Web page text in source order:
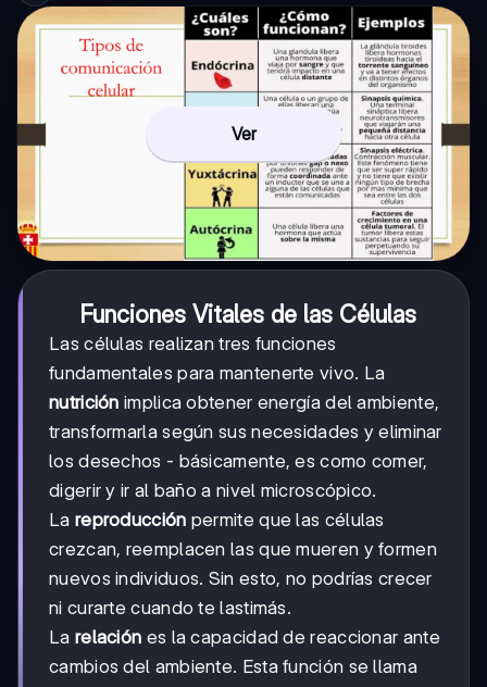
Ver
Funciones Vitales de las Células
Las células realizan tres funciones
fundamentales para mantenerte vivo. La
nutrición implica obtener energía del ambiente,
transformarla según sus necesidades y eliminar
los desechos - básicamente, es como comer,
digerir y ir al baño a nivel microscópico.
La reproducción permite que las células
crezcan, reemplacen las que mueren y formen
nuevos individuos. Sin esto, no podrías crecer
ni curarte cuando te lastimás.
La relación es la capacidad de reaccionar ante
cambios del ambiente. Esta función se llama